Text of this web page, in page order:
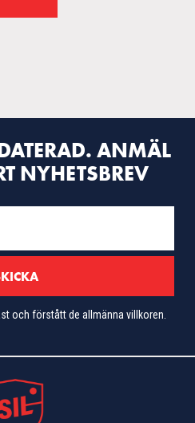
ANMÄL
NYHETSBREV
och förstått de allmänna villkoren.